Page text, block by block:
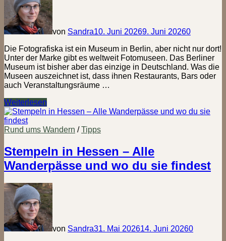
sie
findest
von Sandra10. Juni 20269. Juni 20260
Die Fotografiska ist ein Museum in Berlin, aber nicht nur dort!
Unter der Marke gibt es weltweit Fotomuseen. Das Berliner
Museum ist bisher aber das einzige in Deutschland. Was die
Museen auszeichnet ist, dass ihnen Restaurants, Bars oder
auch Veranstaltungsräume …
Fotografiska
Berlin
–
Zwischen
und
Fotokunst
Weiterlesen
Rund ums Wandern /Tipps
Stempeln in Hessen – Alle
Wanderpässe und wo du sie findest
von Sandra31. Mai 202614. Juni 20260